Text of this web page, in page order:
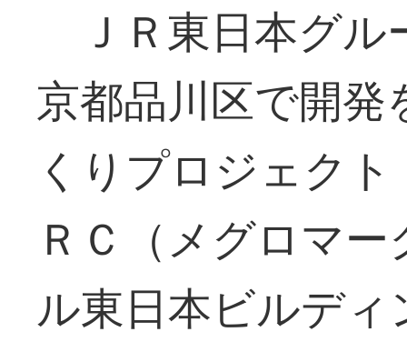
ＪＲ東日本グル
京都品川区で開
くりプロジェク
ＲＣ（メグロマ
ル東日本ビルデ